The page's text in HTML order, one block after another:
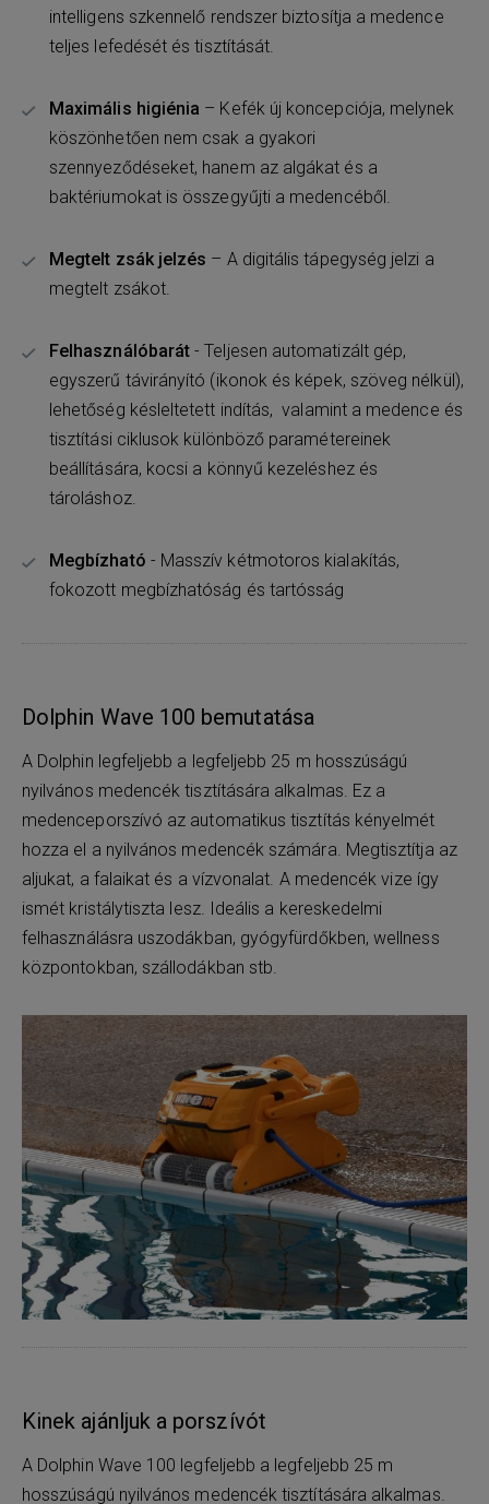
intelligens szkennelő rendszer biztosítja a medence
teljes lefedését és tisztítását.
Maximális higiénia – Kefék új koncepciója, melynek
köszönhetően nem csak a gyakori
szennyeződéseket, hanem az algákat és a
baktériumokat is összegyűjti a medencéből.
Megtelt zsák jelzés – A digitális tápegység jelzi a
megtelt zsákot.
Felhasználóbarát- Teljesen automatizált gép,
egyszerű távirányító (ikonok és képek, szöveg nélkül),
lehetőség késleltetett indítás, valamint a medence és
tisztítási ciklusok különböző paramétereinek
beállítására, kocsi a könnyű kezeléshez és
tároláshoz.
Megbízható - Masszív kétmotoros kialakítás,
fokozott megbízhatóság és tartósság
Dolphin Wave 100 bemutatása
A Dolphin legfeljebb a legfeljebb 25 m hosszúságú
nyilvános medencék tisztítására alkalmas. Ez a
medenceporszívó az automatikus tisztítás kényelmét
hozza el a nyilvános medencék számára. Megtisztítja az
aljukat, a falaikat és a vízvonalat. A medencék vize így
ismét kristálytiszta lesz. Ideális a kereskedelmi
felhasználásra uszodákban, gyógyfürdőkben, wellness
központokban, szállodákban stb.
Kinek ajánljuk a porszívót
A Dolphin Wave 100 legfeljebb a legfeljebb 25 m
hosszúságú nyilvános medencék tisztítására alkalmas.